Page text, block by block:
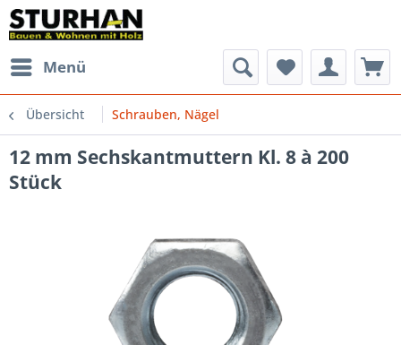
Menü
Übersicht Schrauben, Nägel
12 mm Sechskantmuttern Kl. 8 à 200
Stück